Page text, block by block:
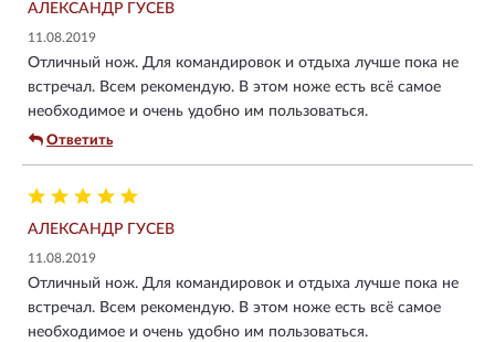
элементов, одним словом - качество. Спасибо магазину за
быструю доставку!
АЛЕКСАНДР ГУСЕВ
11.08.2019
Отличный нож. Для командировок и отдыха лучше пока не
встречал. Всем рекомендую. В этом ноже есть всё самое
необходимое и очень удобно им пользоваться.
Ответить
АЛЕКСАНДР ГУСЕВ
11.08.2019
Отличный нож. Для командировок и отдыха лучше пока не
встречал. Всем рекомендую. В этом ноже есть всё самое
необходимое и очень удобно им пользоваться.